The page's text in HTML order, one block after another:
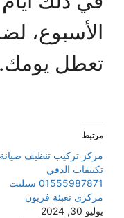
الأسبوع،
تعطل يومك.
مرتبط
مركز تركيب تنظيف صيانة
تكييفات الدقي
01555987871 سبليت
مركزى تعبئة فريون
يوليو 30, 2024